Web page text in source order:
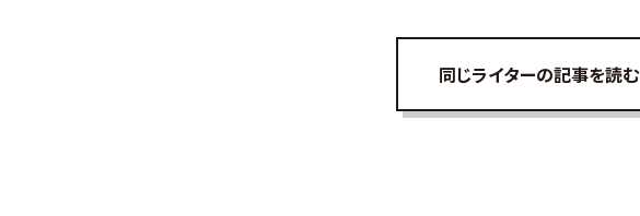
同じライターの記事を読む